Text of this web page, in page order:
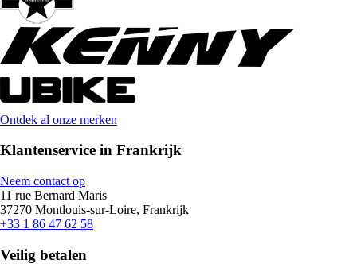
Ontdek al onze merken
Klantenservice in Frankrijk
Neem contact op
11 rue Bernard Maris
37270 Montlouis-sur-Loire, Frankrijk
+33 1 86 47 62 58
Veilig betalen